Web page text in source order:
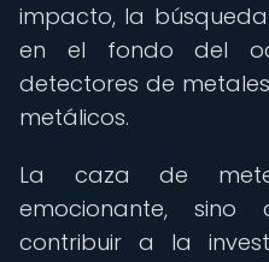
impacto, la
en el fondo del
detectores de
metálicos.
La caza de
emocionante,
contribuir a la